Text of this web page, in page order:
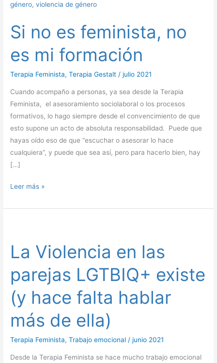
Si no es feminista, no
es mi formación
Terapia Feminista,Terapia Gestalt /julio 2021
Cuando acompaño a personas, ya sea desde la Terapia
Feminista, el asesoramiento sociolaboral o los procesos
formativos, lo hago siempre desde el convencimiento de que
esto supone un acto de absoluta responsabilidad. Puede que
hayas oído eso de que “escuchar o asesorar lo hace
cualquiera”, y puede que sea así, pero para hacerlo bien, hay
[…]
es
formación
Leer más »
La Violencia en las
parejas LGTBIQ+ existe
(y hace falta hablar
más de ella)
Terapia Feminista,Trabajo emocional /junio 2021
Desde la Terapia Feminista se hace mucho trabajo emocional
en
las
parejas
LGTBIQ+
existe
(y
hace
hablar
más